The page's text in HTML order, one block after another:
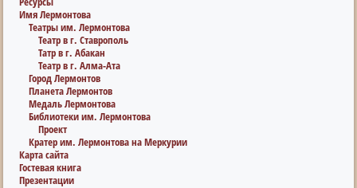
Имя Лермонтова
Театры им. Лермонтова
Театр в г. Ставрополь
Татр в г. Абакан
Театр в г. Алма-Ата
Город Лермонтов
Планета Лермонтов
Медаль Лермонтова
Библиотеки им. Лермонтова
Проект
Кратер им. Лермонтова на Меркурии
Карта сайта
Гостевая книга
Презентации